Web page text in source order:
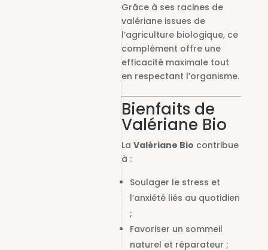
Grâce à ses racines de
valériane issues de
l’agriculture biologique, ce
complément offre une
efficacité maximale tout
en respectant l’organisme.
Bienfaits de
Valériane Bio
LaValériane Bio contribue
à :
Soulager le stress et
l’anxiété liés au quotidien
;
Favoriser un sommeil
naturel et réparateur ;